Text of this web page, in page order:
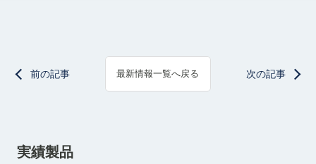
前の記事 最新情報一覧へ戻る 次の記事
実績製品